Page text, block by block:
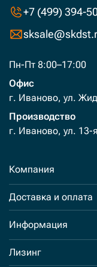
+7 (499) 394-
Пн-Пт 8:00–17:00
Офис
г. Иваново, ул.
Производство
г. Иваново, ул. 13-
Компания
Доставка и оплата
Информация
Лизинг